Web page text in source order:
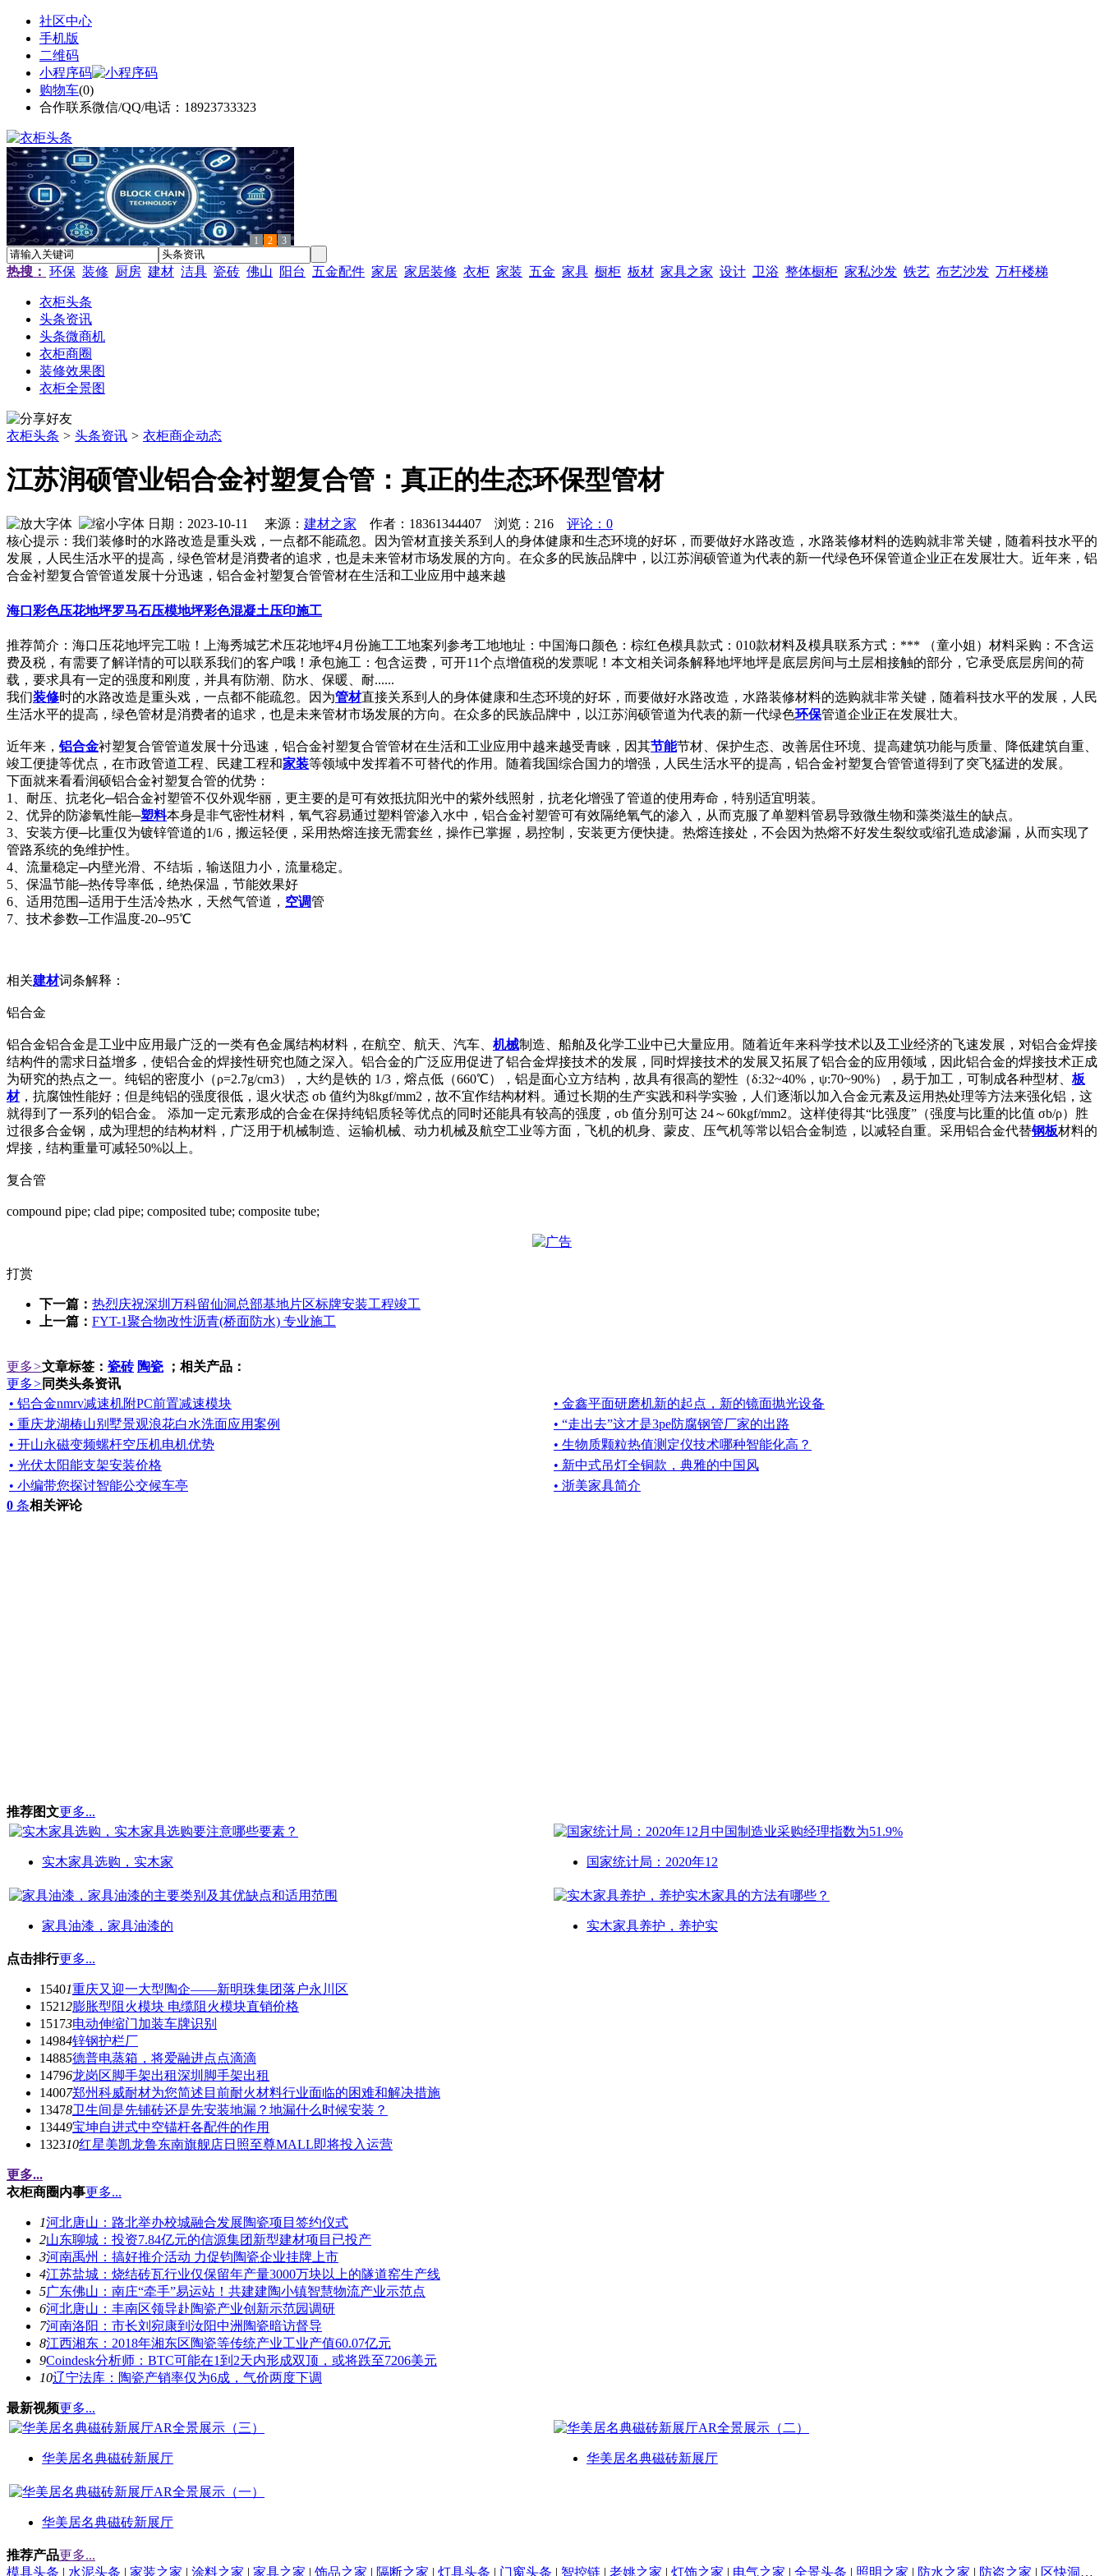
社区中心
手机版
二维码
小程序码
购物车(0)
合作联系微信/QQ/电话：18923733323
1 2 3
热搜： 环保 装修 厨房 建材 洁具 瓷砖 佛山 阳台 五金配件 家居 家居装修 衣柜 家装 五金 家具 橱柜 板材 家具之家 设计 卫浴 整体橱柜 家私沙发 铁艺 布艺沙发 万杆楼梯
衣柜头条
头条资讯
头条微商机
衣柜商圈
装修效果图
衣柜全景图
衣柜头条 > 头条资讯 > 衣柜商企动态
江苏润硕管业铝合金衬塑复合管：真正的生态环保型管材
日期：2023-10-11 来源： 建材之家 作者：18361344407 浏览： 216
评论：0
核心提示：我们装修时的水路改造是重头戏，一点都不能疏忽。因为管材直接关系到人的身体健康和生态环境的好坏，而要做好水路改造，水路装修材料的选购就非常关键，随着科技水平的
发展，人民生活水平的提高，绿色管材是消费者的追求，也是未来管材市场发展的方向。在众多的民族品牌中，以江苏润硕管道为代表的新一代绿色环保管道企业正在发展壮大。近年来，铝
合金衬塑复合管管道发展十分迅速，铝合金衬塑复合管管材在生活和工业应用中越来越
海口彩色压花地坪罗马石压模地坪彩色混凝土压印施工
推荐简介：海口压花地坪完工啦！上海秀城艺术压花地坪4月份施工工地案列参考工地地址：中国海口颜色：棕红色模具款式：010款材料及模具联系方式：*** （童小姐）材料采购：不含运
费及税，有需要了解详情的可以联系我们的客户哦！承包施工：包含运费，可开11个点增值税的发票呢！本文相关词条解释地坪地坪是底层房间与土层相接触的部分，它承受底层房间的荷
载，要求具有一定的强度和刚度，并具有防潮、防水、保暖、耐......
我们装修时的水路改造是重头戏，一点都不能疏忽。因为管材直接关系到人的身体健康和生态环境的好坏，而要做好水路改造，水路装修材料的选购就非常关键，随着科技水平的发展，人民
生活水平的提高，绿色管材是消费者的追求，也是未来管材市场发展的方向。在众多的民族品牌中，以江苏润硕管道为代表的新一代绿色环保管道企业正在发展壮大。
近年来，铝合金衬塑复合管管道发展十分迅速，铝合金衬塑复合管管材在生活和工业应用中越来越受青睐，因其节能节材、保护生态、改善居住环境、提高建筑功能与质量、降低建筑自重、
竣工便捷等优点，在市政管道工程、民建工程和家装等领域中发挥着不可替代的作用。随着我国综合国力的增强，人民生活水平的提高，铝合金衬塑复合管管道得到了突飞猛进的发展。
下面就来看看润硕铝合金衬塑复合管的优势：
1、耐压、抗老化─铝合金衬塑管不仅外观华丽，更主要的是可有效抵抗阳光中的紫外线照射，抗老化增强了管道的使用寿命，特别适宜明装。
2、优异的防渗氧性能─塑料本身是非气密性材料，氧气容易通过塑料管渗入水中，铝合金衬塑管可有效隔绝氧气的渗入，从而克服了单塑料管易导致微生物和藻类滋生的缺点。
3、安装方便─比重仅为镀锌管道的1/6，搬运轻便，采用热熔连接无需套丝，操作已掌握，易控制，安装更方便快捷。热熔连接处，不会因为热熔不好发生裂纹或缩孔造成渗漏，从而实现了
管路系统的免维护性。
4、流量稳定─内壁光滑、不结垢，输送阻力小，流量稳定。
5、保温节能─热传导率低，绝热保温，节能效果好
6、适用范围─适用于生活冷热水，天然气管道， 空调管
7、技术参数─工作温度-20--95℃
相关建材词条解释：
铝合金
铝合金铝合金是工业中应用最广泛的一类有色金属结构材料，在航空、航天、汽车、 机械制造、船舶及化学工业中已大量应用。随着近年来科学技术以及工业经济的飞速发展，对铝合金焊接
结构件的需求日益增多，使铝合金的焊接性研究也随之深入。铝合金的广泛应用促进了铝合金焊接技术的发展，同时焊接技术的发展又拓展了铝合金的应用领域，因此铝合金的焊接技术正成
为研究的热点之一。纯铝的密度小（ρ=2.7g/cm3），大约是铁的 1/3，熔点低（660℃），铝是面心立方结构，故具有很高的塑性（δ:32~40%，ψ:70~90%），易于加工，可制成各种型材、 板
材，抗腐蚀性能好；但是纯铝的强度很低，退火状态 σb 值约为8kgf/mm2，故不宜作结构材料。通过长期的生产实践和科学实验，人们逐渐以加入合金元素及运用热处理等方法来强化铝，这
就得到了一系列的铝合金。 添加一定元素形成的合金在保持纯铝质轻等优点的同时还能具有较高的强度，σb 值分别可达 24～60kgf/mm2。这样使得其“比强度”（强度与比重的比值 σb/ρ）胜
过很多合金钢，成为理想的结构材料，广泛用于机械制造、运输机械、动力机械及航空工业等方面，飞机的机身、蒙皮、压气机等常以铝合金制造，以减轻自重。采用铝合金代替钢板材料的
焊接，结构重量可减轻50%以上。
复合管
compound pipe; clad pipe; composited tube; composite tube;
打赏
下一篇： 热烈庆祝深圳万科留仙洞总部基地片区标牌安装工程竣工
上一篇： FYT-1聚合物改性沥青(桥面防水) 专业施工
更多>文章标签： 瓷砖 陶瓷 ；相关产品：
更多> 同类头条资讯
• 铝合金nmrv减速机附PC前置减速模块
• 金鑫平面研磨机新的起点，新的镜面抛光设备
• 重庆龙湖椿山别墅景观浪花白水洗面应用案例
• “走出去”这才是3pe防腐钢管厂家的出路
• 开山永磁变频螺杆空压机电机优势
• 生物质颗粒热值测定仪技术哪种智能化高？
• 光伏太阳能支架安装价格
• 新中式吊灯全铜款，典雅的中国风
• 小编带您探讨智能公交候车亭
• 浙美家具简介
0 条相关评论
推荐图文更多...
实木家具选购，实木家 国家统计局：2020年12
家具油漆，家具油漆的 实木家具养护，养护实
点击排行更多...
15401重庆又迎一大型陶企——新明珠集团落户永川区
15212膨胀型阻火模块 电缆阻火模块直销价格
15173电动伸缩门加装车牌识别
14984锌钢护栏厂
14885德普电蒸箱，将爱融进点点滴滴
14796龙岗区脚手架出租深圳脚手架出租
14007郑州科威耐材为您简述目前耐火材料行业面临的困难和解决措施
13478卫生间是先铺砖还是先安装地漏？地漏什么时候安装？
13449宝坤自进式中空锚杆各配件的作用
132310红星美凯龙鲁东南旗舰店日照至尊MALL即将投入运营
更多...
衣柜商圈内事更多...
1河北唐山：路北举办校城融合发展陶瓷项目签约仪式
2山东聊城：投资7.84亿元的信源集团新型建材项目已投产
3河南禹州：搞好推介活动 力促钧陶瓷企业挂牌上市
4江苏盐城：烧结砖瓦行业仅保留年产量3000万块以上的隧道窑生产线
5广东佛山：南庄“牵手”易运站！共建建陶小镇智慧物流产业示范点
6河北唐山：丰南区领导赴陶瓷产业创新示范园调研
7河南洛阳：市长刘宛康到汝阳中洲陶瓷暗访督导
8江西湘东：2018年湘东区陶瓷等传统产业工业产值60.07亿元
9Coindesk分析师：BTC可能在1到2天内形成双顶，或将跌至7206美元
10辽宁法库：陶瓷产销率仅为6成，气价两度下调
最新视频更多...
华美居名典磁砖新展厅 华美居名典磁砖新展厅
华美居名典磁砖新展厅
推荐产品更多...
模具头条 | 水泥头条 | 家装之家 | 涂料之家 | 家具之家 | 饰品之家 | 隔断之家 | 灯具头条 | 门窗头条 | 智控链 | 老姚之家 | 灯饰之家 | 电气之家 | 全景头条 | 照明之家 | 防水之家 | 防盗之家 | 区快洞察